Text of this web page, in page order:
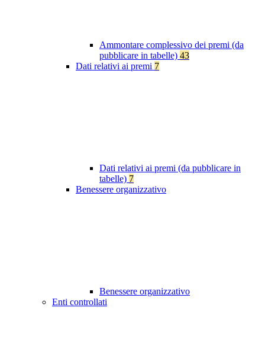
Ammontare complessivo dei premi (da
pubblicare in tabelle) 43
Dati relativi ai premi 7
Dati relativi ai premi (da pubblicare in
tabelle) 7
Benessere organizzativo
Benessere organizzativo
Enti controllati